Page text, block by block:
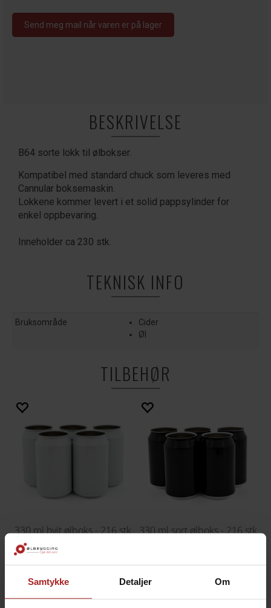
Samtykke Detaljer Om
Send meg mail når varen er på lager
BESKRIVELSE
B64 sorte lokk til ølbokser.
Kompatibel med standard chuck som leveres med
Cannular boksemaskin.
Lokkene kommer levert i et solid pappsylinder for
enkel oppbevaring.
Inneholder ca 230 stk.
TEKNISK INFO
Bruksområde
Cider
Øl
TILBEHØR
330 ml hvit ølboks - 216 stk 330 ml sort ølboks - 216 stk